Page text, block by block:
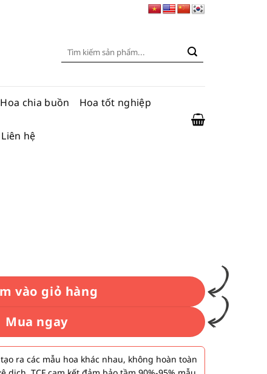
Tìm
Hoa chia buồn Hoa tốt nghiệp
Liên hệ
vào giỏ hàng
Mua ngay
ra các mẫu hoa khác nhau, không hoàn toàn